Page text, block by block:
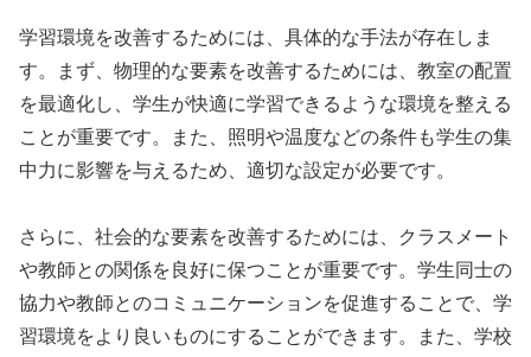
学習環境を改善するためには、具体的な手法が存在しま
す。まず、物理的な要素を改善するためには、教室の配置
を最適化し、学生が快適に学習できるような環境を整える
ことが重要です。また、照明や温度などの条件も学生の集
中力に影響を与えるため、適切な設定が必要です。
さらに、社会的な要素を改善するためには、クラスメート
や教師との関係を良好に保つことが重要です。学生同士の
協力や教師とのコミュニケーションを促進することで、学
習環境をより良いものにすることができます。また、学校